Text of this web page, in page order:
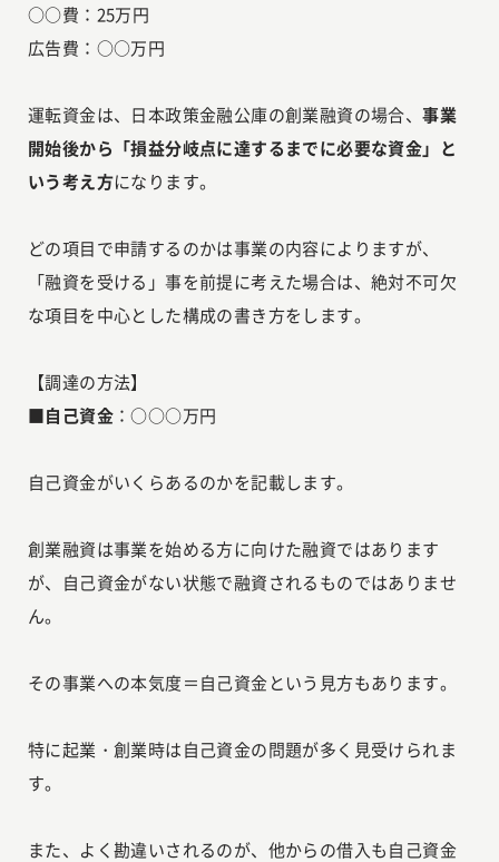
○○費：25万円
広告費：○○万円
運転資金は、日本政策金融公庫の創業融資の場合、事業
開始後から「損益分岐点に達するまでに必要な資金」と
いう考え方になります。
どの項目で申請するのかは事業の内容によりますが、
「融資を受ける」事を前提に考えた場合は、絶対不可欠
な項目を中心とした構成の書き方をします。
【調達の方法】
■自己資金 ：○○○万円
自己資金がいくらあるのかを記載します。
創業融資は事業を始める方に向けた融資ではあります
が、自己資金がない状態で融資されるものではありませ
ん。
その事業への本気度＝自己資金という見方もあります。
特に起業・創業時は自己資金の問題が多く見受けられま
す。
また、よく勘違いされるのが、他からの借入も自己資金